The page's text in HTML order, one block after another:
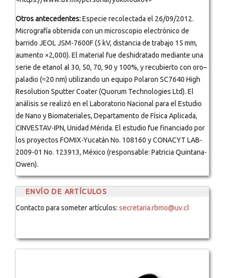
Otros antecedentes:Especie recolectada el 26/09/2012.
Micrografía obtenida con un microscopio electrónico de
barrido JEOL JSM-7600F (5 kV, distancia de trabajo 15 mm,
aumento ×2,000). El material fue deshidratado mediante una
serie de etanol al 30, 50, 70, 90 y 100%, y recubierto con oro–
paladio (≈20 nm) utilizando un equipo Polaron SC7640 High
Resolution Sputter Coater (Quorum Technologies Ltd). El
análisis se realizó en el Laboratorio Nacional para el Estudio
de Nano y Biomateriales, Departamento de Física Aplicada,
CINVESTAV-IPN, Unidad Mérida. El estudio fue financiado por
los proyectos FOMIX-Yucatán No. 108160 y CONACYT LAB-
2009-01 No. 123913, México (responsable: Patricia Quintana-
Owen).
ENVÍO DE ARTÍCULOS
Contacto para someter artículos: secretaria.rbmo@uv.cl